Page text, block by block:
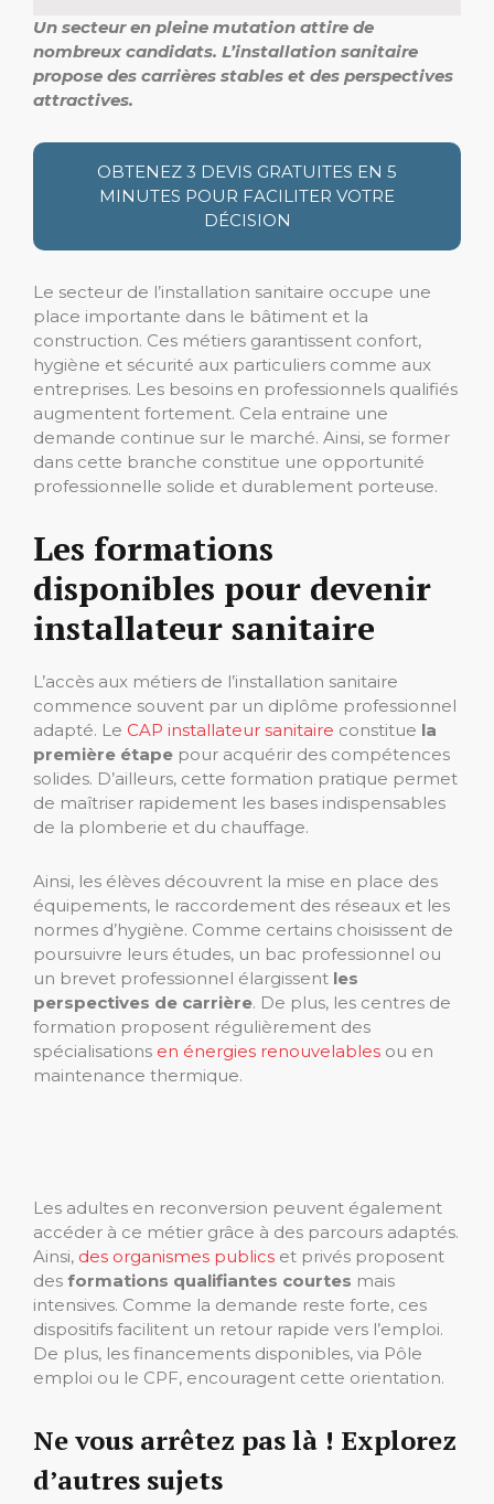
Un secteur en pleine mutation attire de
nombreux candidats. L’installation sanitaire
propose des carrières stables et des perspectives
attractives.
OBTENEZ 3 DEVIS GRATUITES EN 5
MINUTES POUR FACILITER VOTRE
DÉCISION
Le secteur de l’installation sanitaire occupe une
place importante dans le bâtiment et la
construction. Ces métiers garantissent confort,
hygiène et sécurité aux particuliers comme aux
entreprises. Les besoins en professionnels qualifiés
augmentent fortement. Cela entraine une
demande continue sur le marché. Ainsi, se former
dans cette branche constitue une opportunité
professionnelle solide et durablement porteuse.
Les formations
disponibles pour devenir
installateur sanitaire
L’accès aux métiers de l’installation sanitaire
commence souvent par un diplôme professionnel
adapté. Le CAP installateur sanitaire constitue la
première étape pour acquérir des compétences
solides. D’ailleurs, cette formation pratique permet
de maîtriser rapidement les bases indispensables
de la plomberie et du chauffage.
Ainsi, les élèves découvrent la mise en place des
équipements, le raccordement des réseaux et les
normes d’hygiène. Comme certains choisissent de
poursuivre leurs études, un bac professionnel ou
un brevet professionnel élargissent les
perspectives de carrière. De plus, les centres de
formation proposent régulièrement des
spécialisations en énergies renouvelables ou en
maintenance thermique.
Les adultes en reconversion peuvent également
accéder à ce métier grâce à des parcours adaptés.
Ainsi, des organismes publics et privés proposent
des formations qualifiantes courtes mais
intensives. Comme la demande reste forte, ces
dispositifs facilitent un retour rapide vers l’emploi.
De plus, les financements disponibles, via Pôle
emploi ou le CPF, encouragent cette orientation.
Ne vous arrêtez pas là ! Explorez
d’autres sujets